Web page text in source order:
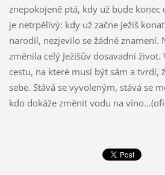
znepokojeně ptá, kdy už bude
je netrpělivý: kdy už začne Ježíš
narodil, nezjevilo se žádné znamení.
změnila celý Ježíšův dosavadní život.
cestu, na které musí být sám a tvrdí,
sebe. Stává se vyvoleným, stává se
kdo dokáže změnit vodu na